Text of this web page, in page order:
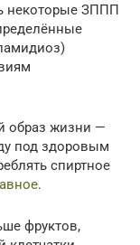
некоторые ЗППП
образ жизни —
под здоровым
спиртное
.
фруктов,